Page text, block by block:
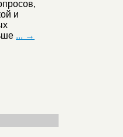
и
... →